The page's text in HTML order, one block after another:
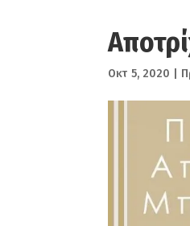
Οκτ 5, 2020